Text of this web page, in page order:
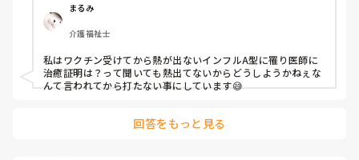
まるみ
介護福祉士
私はワクチン受けてから熱が出ないインフルA型に罹り医師に
治癒証明は？って聞いても熱出てないからどうしようかねぇな
んて言われてから打たない事にしています😅
回答をもっと見る